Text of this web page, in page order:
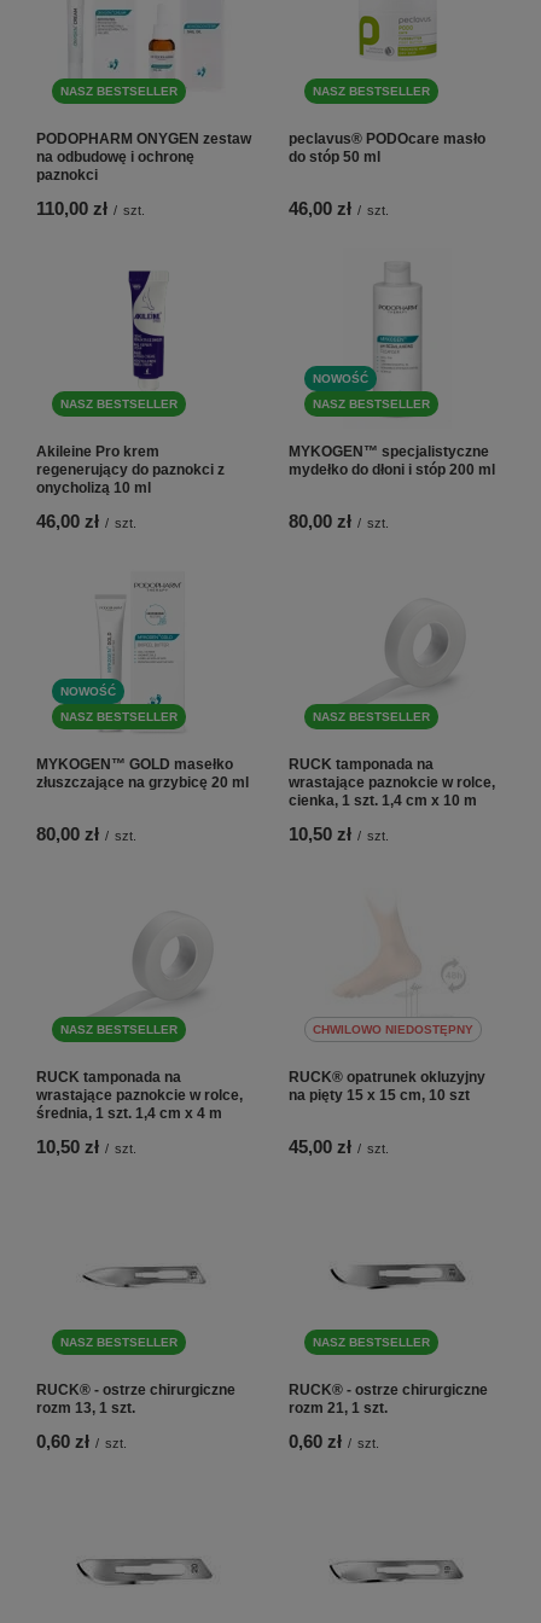
NASZ BESTSELLER
PODOPHARM ONYGEN zestaw
na odbudowę i ochronę
paznokci
110,00 zł / szt.
NASZ BESTSELLER
peclavus® PODOcare masło
do stóp 50 ml
46,00 zł / szt.
NASZ BESTSELLER
Akileine Pro krem
regenerujący do paznokci z
onycholizą 10 ml
46,00 zł / szt.
NOWOŚĆ
NASZ BESTSELLER
MYKOGEN™ specjalistyczne
mydełko do dłoni i stóp 200 ml
80,00 zł / szt.
NOWOŚĆ
NASZ BESTSELLER
MYKOGEN™ GOLD masełko
złuszczające na grzybicę 20 ml
80,00 zł / szt.
NASZ BESTSELLER
RUCK tamponada na
wrastające paznokcie w rolce,
cienka, 1 szt. 1,4 cm x 10 m
10,50 zł / szt.
NASZ BESTSELLER
RUCK tamponada na
wrastające paznokcie w rolce,
średnia, 1 szt. 1,4 cm x 4 m
10,50 zł / szt.
CHWILOWO NIEDOSTĘPNY
RUCK® opatrunek okluzyjny
na pięty 15 x 15 cm, 10 szt
45,00 zł / szt.
NASZ BESTSELLER
RUCK® - ostrze chirurgiczne
rozm 13, 1 szt.
0,60 zł / szt.
NASZ BESTSELLER
RUCK® - ostrze chirurgiczne
rozm 21, 1 szt.
0,60 zł / szt.